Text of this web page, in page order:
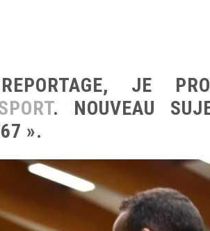
JE
. NOUVEAU
».